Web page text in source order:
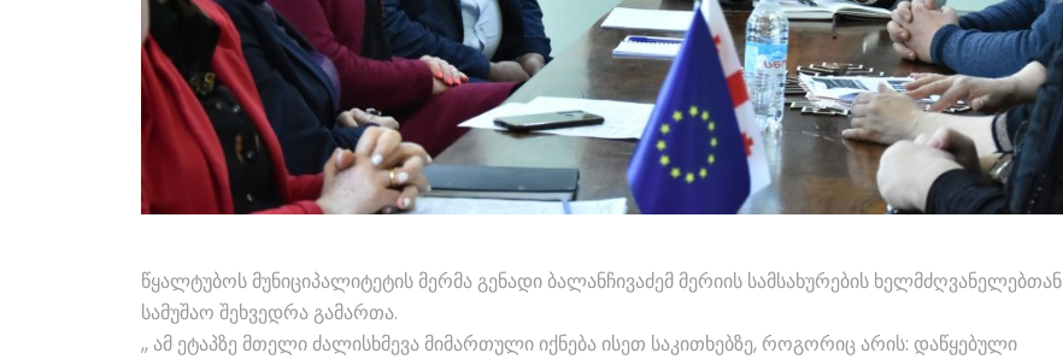
წყალტუბოს მუნიციპალიტეტის მერმა გენადი ბალანჩივაძემ მერიის სამსახურების ხელმძღვანელებთან
სამუშაო შეხვედრა გამართა.
,, ამ ეტაპზე მთელი ძალისხმევა მიმართული იქნება ისეთ საკითხებზე, როგორიც არის: დაწყებული